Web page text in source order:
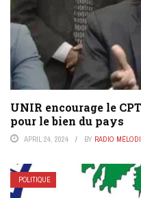
UNIR encourage le
pour le bien du pays
APRIL 24, 2024 BY RADIO
POLITIQUE